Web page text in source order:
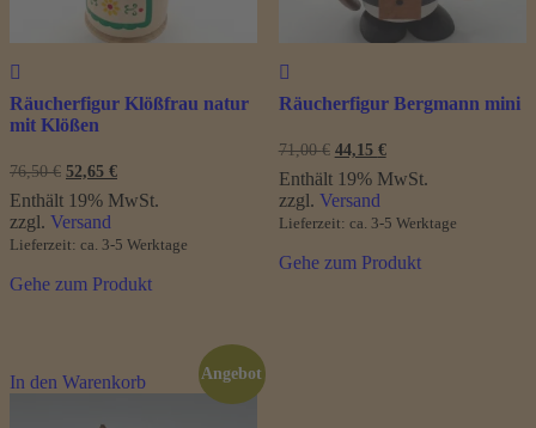
Räucherfigur Klößfrau natur
mit Klößen
76,50€ Ursprünglicher
war:
76,50 €
52,65 €Aktueller
ist:
Enthält 19% MwSt.
zzgl. Versand
Lieferzeit: ca. 3-5 Werktage
Gehe zum Produkt
Räucherfigur Bergmann mini
71,00€ Ursprünglicher
war:
71,00 €
44,15 €Aktueller
ist:
Enthält 19% MwSt.
zzgl. Versand
Lieferzeit: ca. 3-5 Werktage
Gehe zum Produkt
In den Warenkorb Angebot